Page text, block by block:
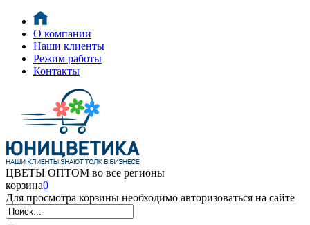
О компании
Наши клиенты
Режим работы
Контакты
ЦВЕТЫ ОПТОМ во все регионы
корзина0
Для просмотра корзины необходимо авторизоваться на сайте